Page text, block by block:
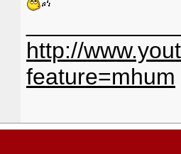
http://
feature=mhum